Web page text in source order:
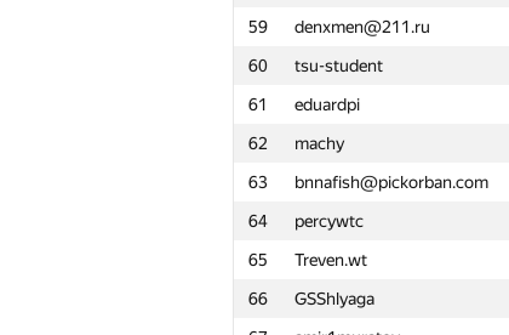
59
denxmen@211.ru
60
tsu-student
61
eduardpi
62
machy
63
bnnafish@pickorban.com
64
percywtc
65
Treven.wt
66
GSShlyaga